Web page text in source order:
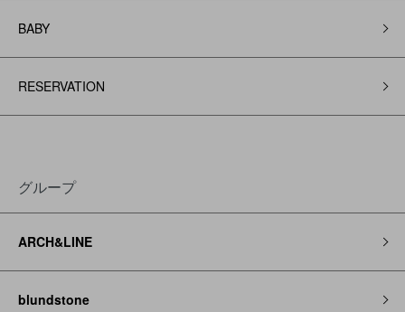
BABY
RESERVATION
グループ
ARCH&LINE
blundstone